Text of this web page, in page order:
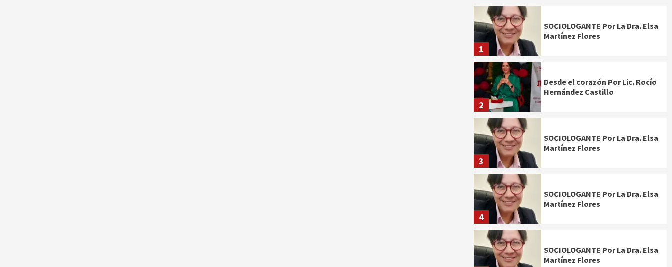
1
SOCIOLOGANTE Por La Dra. Elsa
Martínez Flores
2
Desde el corazón Por Lic. Rocío
Hernández Castillo
3
SOCIOLOGANTE Por La Dra. Elsa
Martínez Flores
4
SOCIOLOGANTE Por La Dra. Elsa
Martínez Flores
SOCIOLOGANTE Por La Dra. Elsa
Martínez Flores